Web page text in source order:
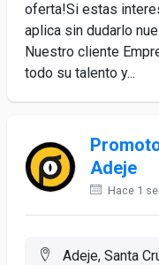
oferta!Si estas
aplica sin dudarlo
Nuestro cliente
todo su talento y...
Adeje
Hace 1
Adeje, Santa